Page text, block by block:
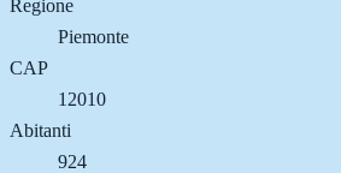
Regione
Piemonte
CAP
12010
Abitanti
924